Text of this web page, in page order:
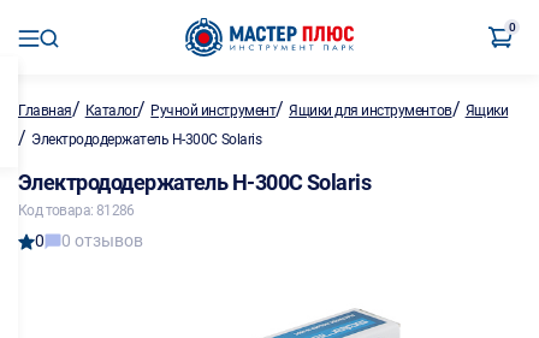
0
Главная/ Каталог/ Ручной инструмент/Ящики для инструментов/ Ящики
/ Электрододержатель H-300C Solaris
Электрододержатель H-300C Solaris
Код товара: 81286
0 0 отзывов